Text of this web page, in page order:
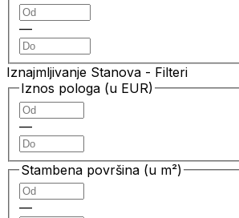
—
Iznajmljivanje Stanova - Filteri
Iznos pologa (u EUR)
—
Stambena površina (u m²)
—